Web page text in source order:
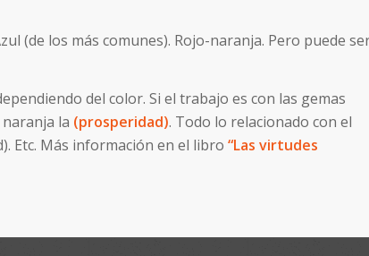
(de los más comunes). Rojo-naranja. Pero puede
del color. Si el trabajo es con las gemas
naranja la (prosperidad). Todo lo relacionado con el
Etc. Más información en el libro “Las virtudes